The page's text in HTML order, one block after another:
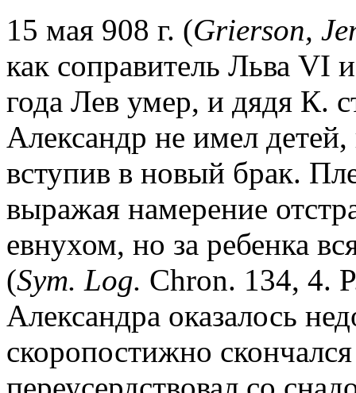
15 мая 908 г. (Grierson,
как соправитель Льва VI
года Лев умер, и дядя К.
Александр не имел
вступив в новый брак.
выражая намерение
евнухом, но за ребенка
(Sym. Log. Chron. 134, 4.
Александра оказалось
скоропостижно